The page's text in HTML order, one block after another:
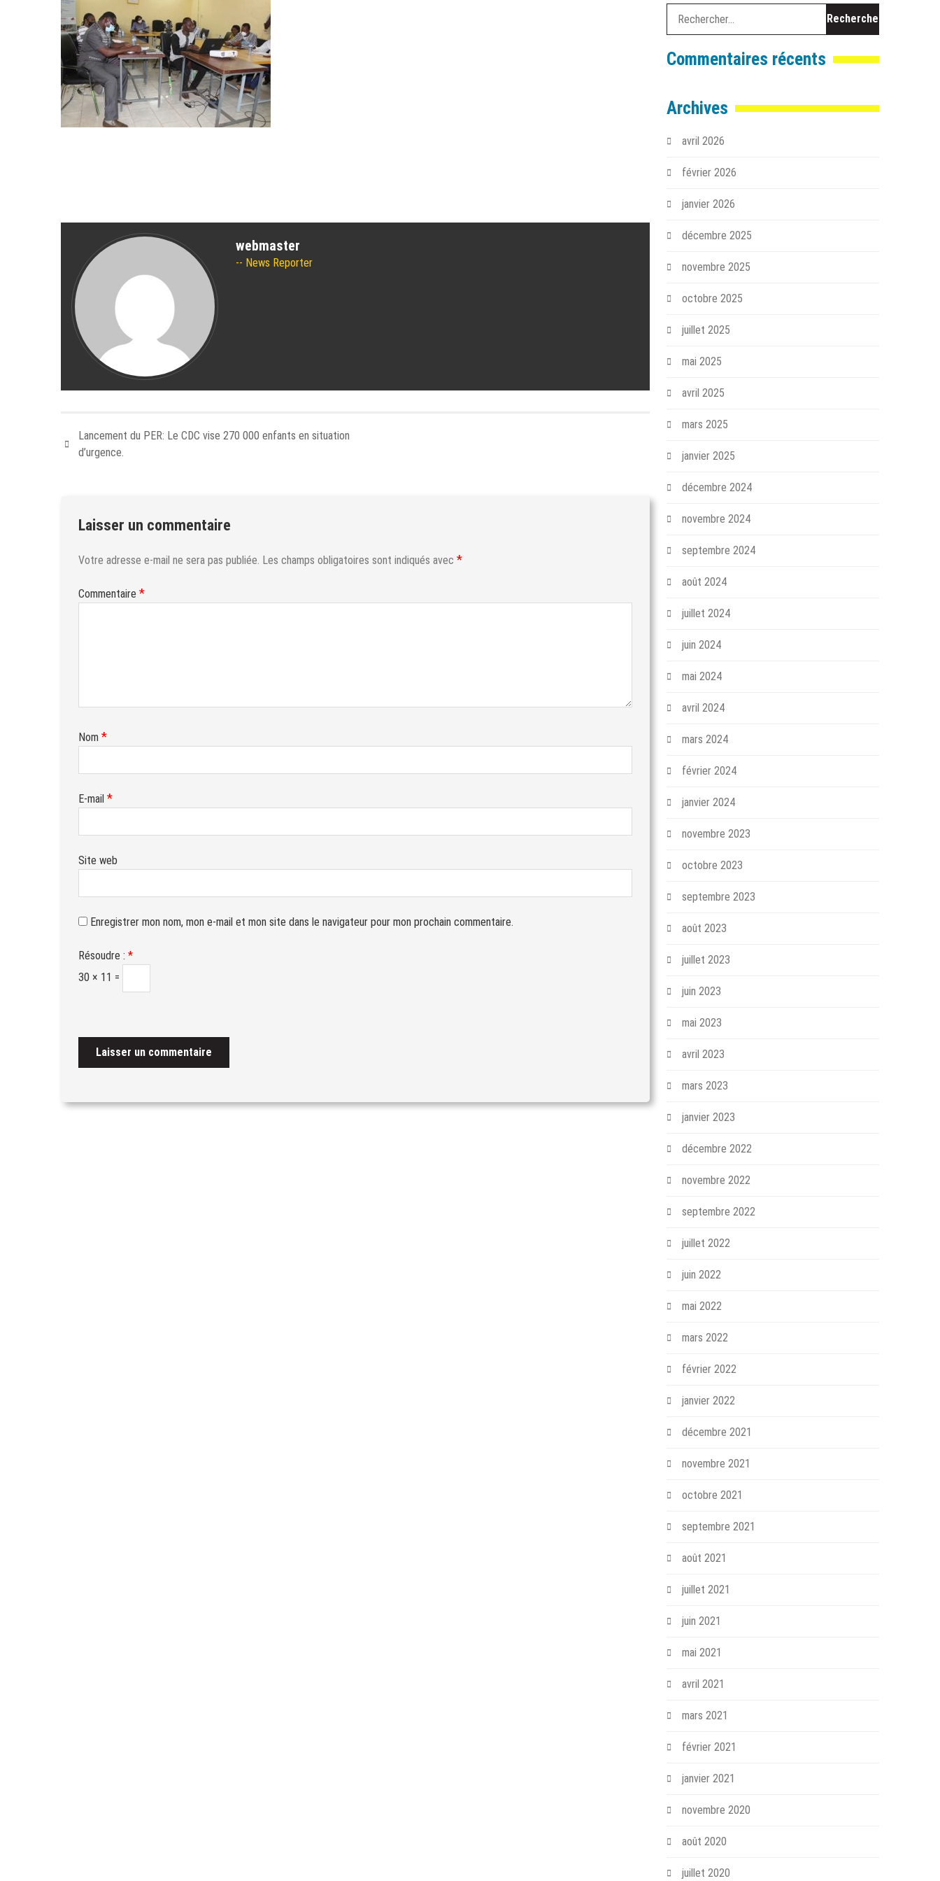
webmaster
News Reporter
Lancement du PER: Le CDC vise 270 000 enfants en situation
d’urgence.
Laisser un commentaire
Votre adresse e-mail ne sera pas publiée. Les champs obligatoires sont indiqués avec *
Commentaire *
Nom *
E-mail *
Site web
Enregistrer mon nom, mon e-mail et mon site dans le navigateur pour mon prochain commentaire.
Résoudre : *
30 × 11 =
Commentaires récents
Archives
avril 2026
février 2026
janvier 2026
décembre 2025
novembre 2025
octobre 2025
juillet 2025
mai 2025
avril 2025
mars 2025
janvier 2025
décembre 2024
novembre 2024
septembre 2024
août 2024
juillet 2024
juin 2024
mai 2024
avril 2024
mars 2024
février 2024
janvier 2024
novembre 2023
octobre 2023
septembre 2023
août 2023
juillet 2023
juin 2023
mai 2023
avril 2023
mars 2023
janvier 2023
décembre 2022
novembre 2022
septembre 2022
juillet 2022
juin 2022
mai 2022
mars 2022
février 2022
janvier 2022
décembre 2021
novembre 2021
octobre 2021
septembre 2021
août 2021
juillet 2021
juin 2021
mai 2021
avril 2021
mars 2021
février 2021
janvier 2021
novembre 2020
août 2020
juillet 2020